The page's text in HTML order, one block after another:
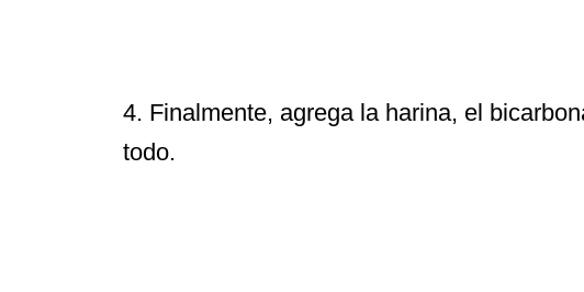
4. Finalmente, agrega la harina, el
todo.